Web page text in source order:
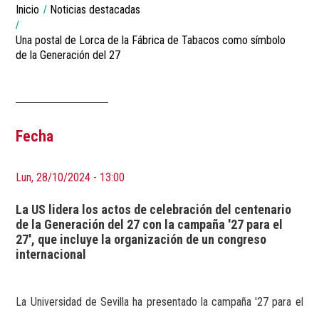
Breadcrumbs
You
are
here:
Inicio Noticias destacadas
Una postal de Lorca de la Fábrica de Tabacos como símbolo
de la Generación del 27
Fecha
Lun, 28/10/2024 - 13:00
La US lidera los actos de celebración del centenario
de la Generación del 27 con la campaña '27 para el
27', que incluye la organización de un congreso
internacional
La Universidad de Sevilla ha presentado la campaña '27 para el